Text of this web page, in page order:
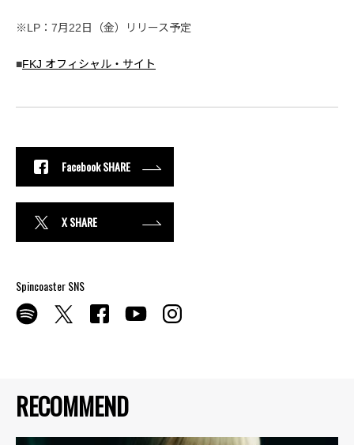
RECOMMEND
※LP：7月22日（金）リリース予定
■FKJ オフィシャル・サイト
Facebook SHARE
X SHARE
Spincoaster SNS